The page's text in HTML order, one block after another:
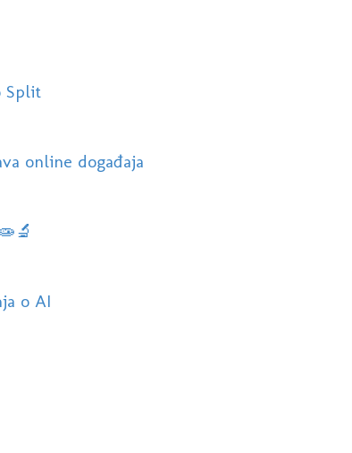
Split
online događaja
o AI